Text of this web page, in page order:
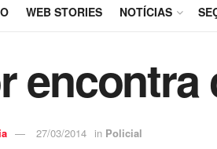
WEB STORIES NOTÍCIAS
27/03/2014 in Policial